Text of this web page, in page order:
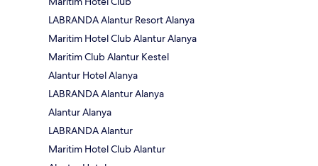
LABRANDA Alantur Resort Alanya
Maritim Hotel Club Alantur Alanya
Maritim Club Alantur Kestel
Alantur Hotel Alanya
LABRANDA Alantur Alanya
Alantur Alanya
LABRANDA Alantur
Maritim Hotel Club Alantur